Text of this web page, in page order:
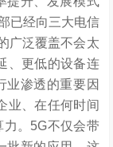
已经向三大电信
广泛覆盖不会太
、更低的设备连
渗透的重要因
业、在任何时间
。5G不仅会带